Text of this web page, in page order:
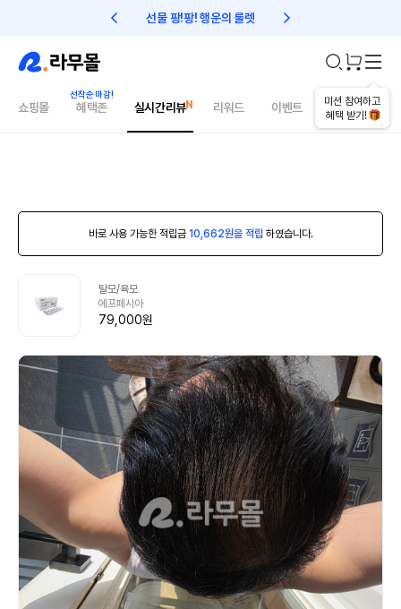
선물 팡!팡! 행운의 룰렛 친구초대 1만원 리워드!
미션 참여하고
혜택 받기!
쇼핑몰 혜택존 실시간리뷰 리워드 이벤트 건강매거진
바로 사용 가능한 적립금 10,662원을 적립 하였습니다.
탈모/육모
에프페시아
79,000원